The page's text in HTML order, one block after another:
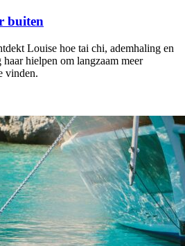
buiten
Louise hoe tai chi, ademhaling en
hielpen om langzaam meer
vinden.